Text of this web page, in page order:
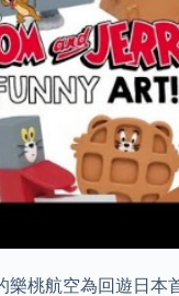
樂桃航空為回遊日本